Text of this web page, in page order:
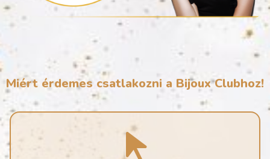
Miért érdemes csatlakozni a Bijoux Clubhoz!